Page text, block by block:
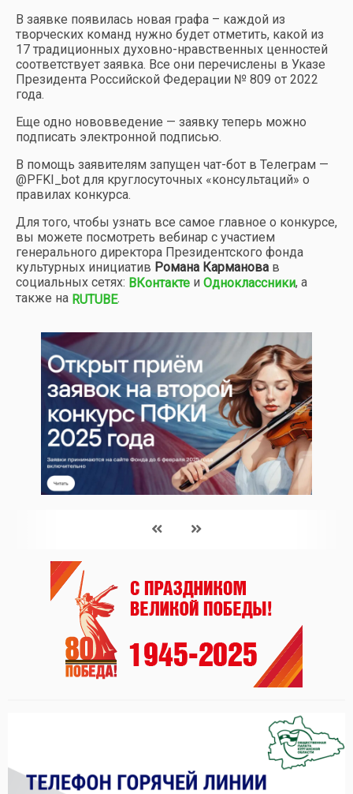
В заявке появилась новая графа – каждой из
творческих команд нужно будет отметить, какой из
17 традиционных духовно-нравственных ценностей
соответствует заявка. Все они перечислены в Указе
Президента Российской Федерации № 809 от 2022
года.
Еще одно нововведение — заявку теперь можно
подписать электронной подписью.
В помощь заявителям запущен чат-бот в Телеграм —
@PFKI_bot для круглосуточных «консультаций» о
правилах конкурса.
Для того, чтобы узнать все самое главное о конкурсе,
вы можете посмотреть вебинар с участием
генерального директора Президентского фонда
культурных инициатив Романа Карманова в
социальных сетях: ВКонтакте и Одноклассники, а
также на RUTUBE.